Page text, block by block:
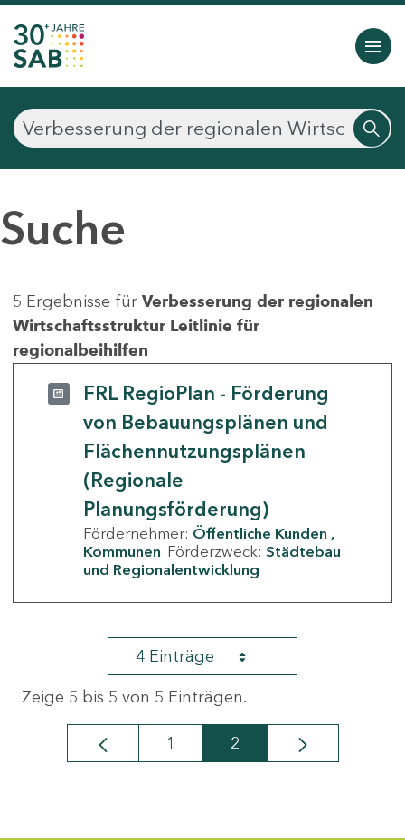
Suche
5 Ergebnisse für Verbesserung der regionalen
Wirtschaftsstruktur Leitlinie für
regionalbeihilfen
FRL RegioPlan - Förderung
von Bebauungsplänen und
Flächennutzungsplänen
(Regionale
Planungsförderung)
Fördernehmer: Öffentliche Kunden
Kommunen Förderzweck: Städtebau
und Regionalentwicklung
4 Einträge
Zeige 5 bis 5 von 5 Einträgen.
Seite
1 Seite
2